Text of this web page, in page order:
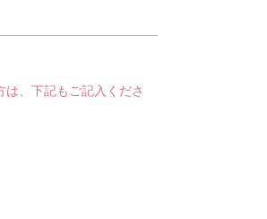
、下記もご記入くださ